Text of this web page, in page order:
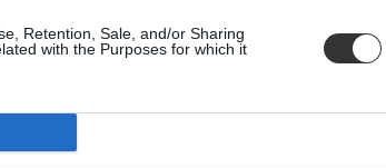
Retention, Sale, and/or Sharing
with the Purposes for which it